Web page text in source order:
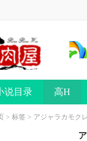
说目录 高H
> 标签 > アジャラカモ